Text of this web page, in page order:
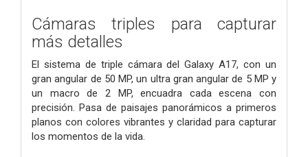
Cámaras triples para capturar
más detalles
El sistema de triple cámara del Galaxy A17, con un
gran angular de 50 MP, un ultra gran angular de 5 MP y
un macro de 2 MP, encuadra cada escena con
precisión. Pasa de paisajes panorámicos a primeros
planos con colores vibrantes y claridad para capturar
los momentos de la vida.